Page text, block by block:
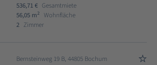
536,71 € Gesamtmiete
56,05 m2
Wohnfläche
2 Zimmer
Bernsteinweg 19 B, 44805 Bochum